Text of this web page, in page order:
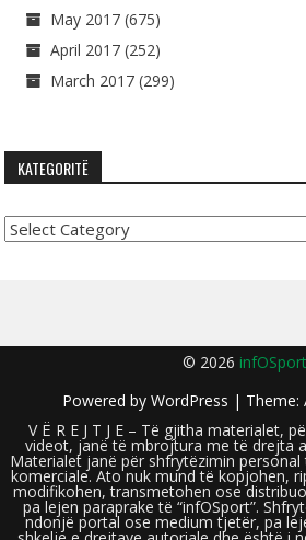
May 2017 (675)
April 2017 (252)
March 2017 (299)
KATEGORITË
Kategoritë
© 2026 infOSport
Powered by WordPress | Theme:
V Ë R E J T J E – Të gjitha materialet,
videot, janë të mbrojtura me të drejta
Materialet janë për shfrytëzimin
komerciale. Ato nuk mund të kopjohen,
modifikohen, transmetohen ose
pa lejen paraprake të “infOSport”.
ndonjë portal ose medium tjetër, pa